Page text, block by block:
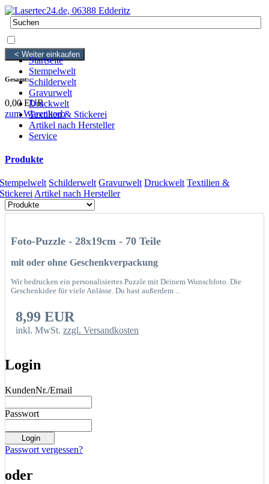
< Weiter einkaufen
Gesamt:
0,00 EUR
zum Warenkorb
Login
KundenNr./Email
Passwort
Passwort vergessen?
oder
Startseite
Stempelwelt
Schilderwelt
Gravurwelt
Druckwelt
Textilien & Stickerei
Artikel nach Hersteller
Service
Produkte
Stempelwelt Schilderwelt Gravurwelt Druckwelt Textilien &
Stickerei Artikel nach Hersteller
Foto-Puzzle - 28x19cm - 70 Teile
mit oder ohne Geschenkverpackung
Wir bedrucken ein personalisiertes Puzzle mit Deinem Wunschfoto. Die
Geschenkidee für viele Anlässe. Du hast außerdem ...
8,99 EUR
inkl. MwSt.zzgl. Versandkosten